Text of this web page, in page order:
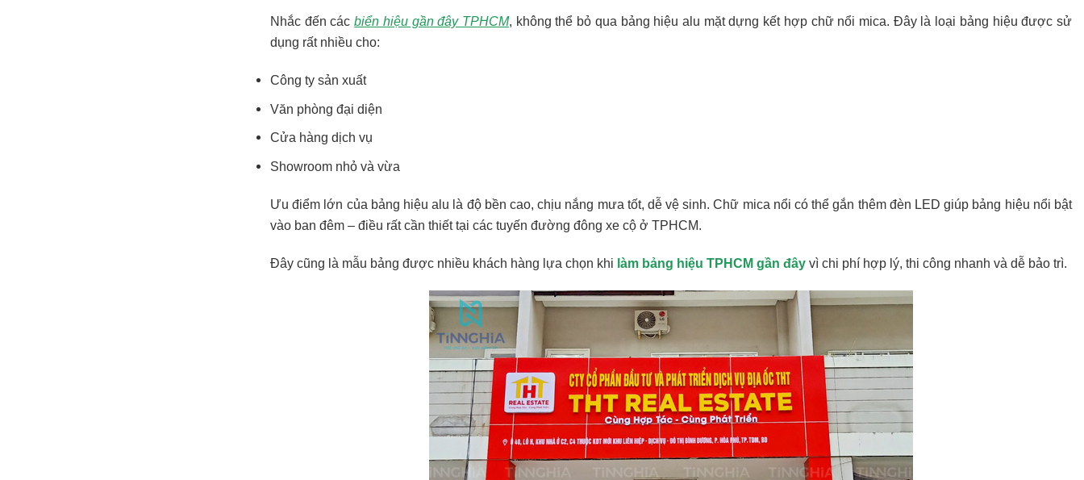
Nhắc đến cácbiển hiệu gần đây TPHCM, không thể bỏ qua bảng hiệu alu mặt dựng kết hợp chữ nổi mica. Đây là loại bảng hiệu được sử
dụng rất nhiều cho:
Công ty sản xuất
Văn phòng đại diện
Cửa hàng dịch vụ
Showroom nhỏ và vừa
Ưu điểm lớn của bảng hiệu alu là độ bền cao, chịu nắng mưa tốt, dễ vệ sinh. Chữ mica nổi có thể gắn thêm đèn LED giúp bảng hiệu nổi bật
vào ban đêm – điều rất cần thiết tại các tuyến đường đông xe cộ ở TPHCM.
Đây cũng là mẫu bảng được nhiều khách hàng lựa chọn khi làm bảng hiệu TPHCM gần đây vì chi phí hợp lý, thi công nhanh và dễ bảo trì.